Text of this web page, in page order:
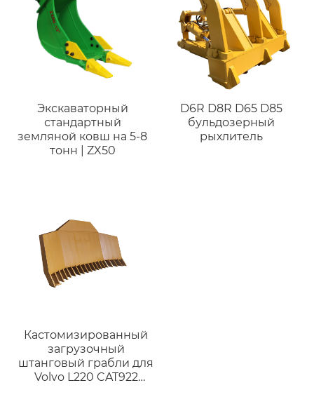
Экскаваторный
стандартный
земляной ковш на 5-8
тонн | ZX50
D6R D8R D65 D85
бульдозерный
рыхлитель
Кастомизированный
загрузочный
штанговый грабли для
Volvo L220 CAT922